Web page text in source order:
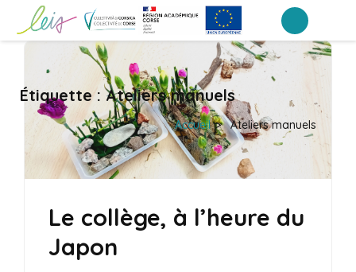
Entrée)
Collège Arthur Giovoni – Ajaccio
Étiquette :Ateliers manuels
Accueil > Ateliers manuels
Le collège, à l’heure du
Japon